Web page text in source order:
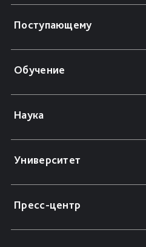
Поступающему
Обучение
Наука
Университет
Пресс-центр